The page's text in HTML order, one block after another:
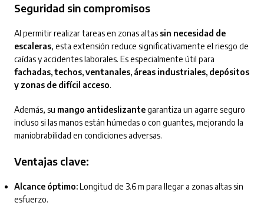
Seguridad sin compromisos
Al permitir realizar tareas en zonas altas sin necesidad de
escaleras, esta extensión reduce significativamente el riesgo de
caídas y accidentes laborales. Es especialmente útil para
fachadas, techos, ventanales, áreas industriales, depósitos
y zonas de difícil acceso.
Además, su mango antideslizantegarantiza un agarre seguro
incluso si las manos están húmedas o con guantes, mejorando la
maniobrabilidad en condiciones adversas.
Ventajas clave:
Alcance óptimo:Longitud de 3.6 m para llegar a zonas altas sin
esfuerzo.